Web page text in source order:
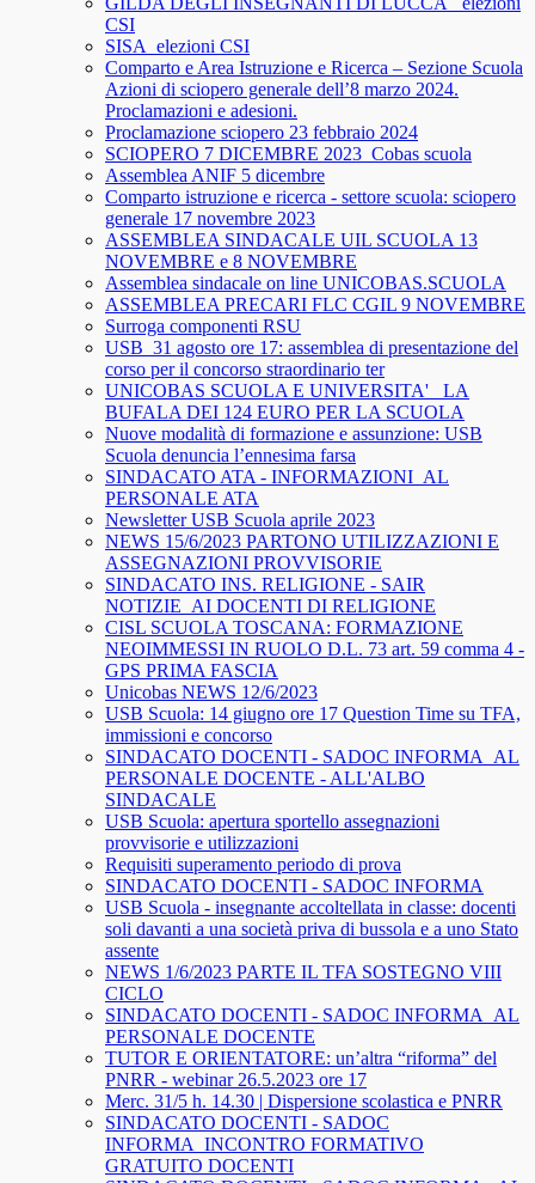
CSI
SISA_elezioni CSI
Comparto e Area Istruzione e Ricerca – Sezione Scuola
Azioni di sciopero generale dell’8 marzo 2024.
Proclamazioni e adesioni.
Proclamazione sciopero 23 febbraio 2024
SCIOPERO 7 DICEMBRE 2023_Cobas scuola
Assemblea ANIF 5 dicembre
Comparto istruzione e ricerca - settore scuola: sciopero
generale 17 novembre 2023
ASSEMBLEA SINDACALE UIL SCUOLA 13
NOVEMBRE e 8 NOVEMBRE
Assemblea sindacale on line UNICOBAS.SCUOLA
ASSEMBLEA PRECARI FLC CGIL 9 NOVEMBRE
Surroga componenti RSU
USB_31 agosto ore 17: assemblea di presentazione del
corso per il concorso straordinario ter
UNICOBAS SCUOLA E UNIVERSITA'_ LA
BUFALA DEI 124 EURO PER LA SCUOLA
Nuove modalità di formazione e assunzione: USB
Scuola denuncia l’ennesima farsa
SINDACATO ATA - INFORMAZIONI_AL
PERSONALE ATA
Newsletter USB Scuola aprile 2023
NEWS 15/6/2023 PARTONO UTILIZZAZIONI E
ASSEGNAZIONI PROVVISORIE
SINDACATO INS. RELIGIONE - SAIR
NOTIZIE_AI DOCENTI DI RELIGIONE
CISL SCUOLA TOSCANA: FORMAZIONE
NEOIMMESSI IN RUOLO D.L. 73 art. 59 comma 4 -
GPS PRIMA FASCIA
Unicobas NEWS 12/6/2023
USB Scuola: 14 giugno ore 17 Question Time su TFA,
immissioni e concorso
SINDACATO DOCENTI - SADOC INFORMA_AL
PERSONALE DOCENTE - ALL'ALBO
SINDACALE
USB Scuola: apertura sportello assegnazioni
provvisorie e utilizzazioni
Requisiti superamento periodo di prova
SINDACATO DOCENTI - SADOC INFORMA
USB Scuola - insegnante accoltellata in classe: docenti
soli davanti a una società priva di bussola e a uno Stato
assente
NEWS 1/6/2023 PARTE IL TFA SOSTEGNO VIII
CICLO
SINDACATO DOCENTI - SADOC INFORMA_AL
PERSONALE DOCENTE
TUTOR E ORIENTATORE: un’altra “riforma” del
PNRR - webinar 26.5.2023 ore 17
Merc. 31/5 h. 14.30 | Dispersione scolastica e PNRR
SINDACATO DOCENTI - SADOC
INFORMA_INCONTRO FORMATIVO
GRATUITO DOCENTI